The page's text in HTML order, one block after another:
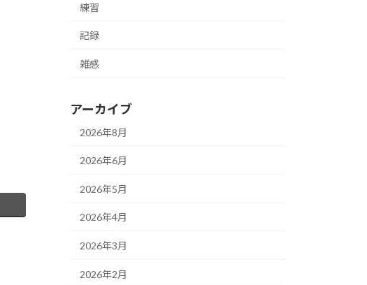
練習
記録
雑感
アーカイブ
2026年8月
2026年6月
2026年5月
2026年4月
2026年3月
2026年2月